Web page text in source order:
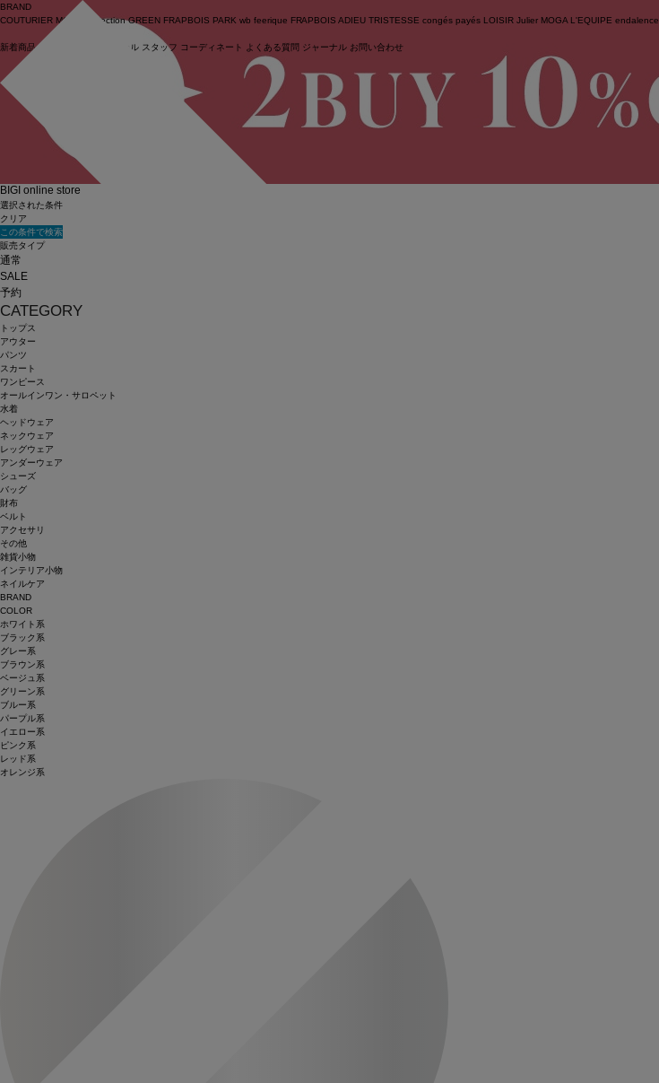
ログイン
BRAND
COUTURIER MOGA Collection GREEN FRAPBOIS PARK wb feerique FRAPBOIS ADIEU TRISTESSE congés payés LOISIR Julier MOGA L'EQUIPE endalence
新着商品 (ライブ) セール スタッフ コーディネート よくある質問 ジャーナル お問い合わせ
BIGI online store
選択された条件
クリア
この条件で検索
販売タイプ
通常
SALE
予約
CATEGORY
トップス
アウター
パンツ
スカート
ワンピース
オールインワン・サロペット
水着
ヘッドウェア
ネックウェア
レッグウェア
アンダーウェア
シューズ
バッグ
財布
ベルト
アクセサリ
その他
雑貨小物
インテリア小物
ネイルケア
BRAND
COLOR
ホワイト系
ブラック系
グレー系
ブラウン系
ベージュ系
グリーン系
ブルー系
パープル系
イエロー系
ピンク系
レッド系
オレンジ系